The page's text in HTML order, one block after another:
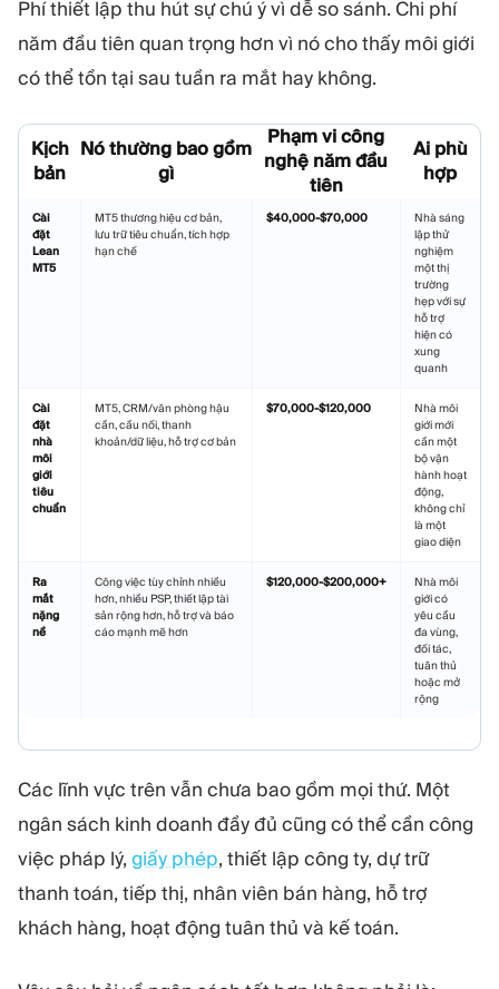
Phí thiết lập thu hút sự chú ý vì dễ so sánh. Chi phí
năm đầu tiên quan trọng hơn vì nó cho thấy môi giới
có thể tồn tại sau tuần ra mắt hay không.
Kịch
bản
Nó thường bao gồm
gì
Phạm vi công
nghệ năm đầu
tiên
Ai phù
hợp
Cài
đặt
Lean
MT5
MT5 thương hiệu cơ bản,
lưu trữ tiêu chuẩn, tích hợp
hạn chế
$40,000-$70,000
Nhà sáng
lập thử
nghiệm
một thị
trường
hẹp với sự
hỗ trợ
hiện có
xung
quanh
Cài
đặt
nhà
môi
giới
tiêu
chuẩn
MT5, CRM/văn phòng hậu
cần, cầu nối, thanh
khoản/dữ liệu, hỗ trợ cơ bản
$70,000-$120,000
Nhà môi
giới mới
cần một
bộ vận
hành hoạt
động,
không chỉ
là một
giao diện
Ra
mắt
nặng
nề
Công việc tùy chỉnh nhiều
hơn, nhiều PSP, thiết lập tài
sản rộng hơn, hỗ trợ và báo
cáo mạnh mẽ hơn
$120,000-$200,000+
Nhà môi
giới có
yêu cầu
đa vùng,
đối tác,
tuân thủ
hoặc mở
rộng
Các lĩnh vực trên vẫn chưa bao gồm mọi thứ. Một
ngân sách kinh doanh đầy đủ cũng có thể cần công
việc pháp lý, giấy phép, thiết lập công ty, dự trữ
thanh toán, tiếp thị, nhân viên bán hàng, hỗ trợ
khách hàng, hoạt động tuân thủ và kế toán.